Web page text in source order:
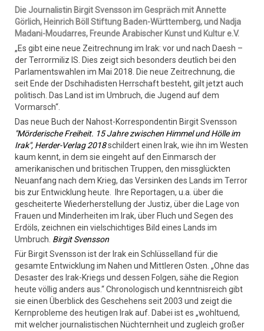
Die Journalistin Birgit Svensson im Gespräch mit Annette
Görlich, Heinrich Böll Stiftung Baden-Württemberg, und Nadja
Madani-Moudarres, Freunde Arabischer Kunst und Kultur e.V.
„Es gibt eine neue Zeitrechnung im Irak: vor und nach Daesh –
der Terrormiliz IS. Dies zeigt sich besonders deutlich bei den
Parlamentswahlen im Mai 2018. Die neue Zeitrechnung, die
seit Ende der Dschihadisten Herrschaft besteht, gilt jetzt auch
politisch. Das Land ist im Umbruch, die Jugend auf dem
Vormarsch“.
Das neue Buch der Nahost-Korrespondentin Birgit Svensson
"Mörderische Freiheit. 15 Jahre zwischen Himmel und Hölle im
Irak", Herder-Verlag 2018schildert einen Irak, wie ihn im Westen
kaum kennt, in dem sie eingeht auf den Einmarsch der
amerikanischen und britischen Truppen, den missglückten
Neuanfang nach dem Krieg, das Versinken des Lands im Terror
bis zur Entwicklung heute. Ihre Reportagen, u.a. über die
gescheiterte Wiederherstellung der Justiz, über die Lage von
Frauen und Minderheiten im Irak, über Fluch und Segen des
Erdöls, zeichnen ein vielschichtiges Bild eines Lands im
Umbruch. Birgit Svensson
Für Birgit Svensson ist der Irak ein Schlüsselland für die
gesamte Entwicklung im Nahen und Mittleren Osten. „Ohne das
Desaster des Irak-Kriegs und dessen Folgen, sähe die Region
heute völlig anders aus.“ Chronologisch und kenntnisreich gibt
sie einen Überblick des Geschehens seit 2003 und zeigt die
Kernprobleme des heutigen Irak auf. Dabei ist es „wohltuend,
mit welcher journalistischen Nüchternheit und zugleich großer